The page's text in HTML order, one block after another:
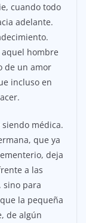
cuando todo
adelante.
hombre
de un amor
incluso en
médica.
que ya
deja
a las
sino para
la pequeña
de algún